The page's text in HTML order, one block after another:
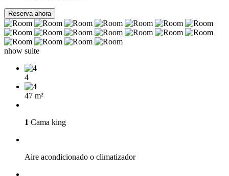
Reserva ahora
nhow suite
4
47 m²
1 Cama king
Aire acondicionado o climatizador